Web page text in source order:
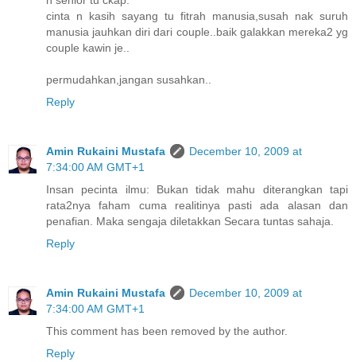
cinta n kasih sayang tu fitrah manusia,susah nak suruh
manusia jauhkan diri dari couple..baik galakkan mereka2 yg
couple kawin je..
permudahkan,jangan susahkan..
Reply
Amin Rukaini Mustafa
December 10, 2009 at
7:34:00 AM GMT+1
Insan pecinta ilmu: Bukan tidak mahu diterangkan tapi
rata2nya faham cuma realitinya pasti ada alasan dan
penafian. Maka sengaja diletakkan Secara tuntas sahaja.
Reply
Amin Rukaini Mustafa
December 10, 2009 at
7:34:00 AM GMT+1
This comment has been removed by the author.
Reply